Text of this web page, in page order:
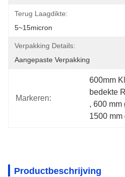
Terug Laagdikte:
5~15micron
Verpakking Details:
Aangepaste Verpakking
Markeren:
600mm
bedekte
, 600 mm
1500 mm
Productbeschrijving